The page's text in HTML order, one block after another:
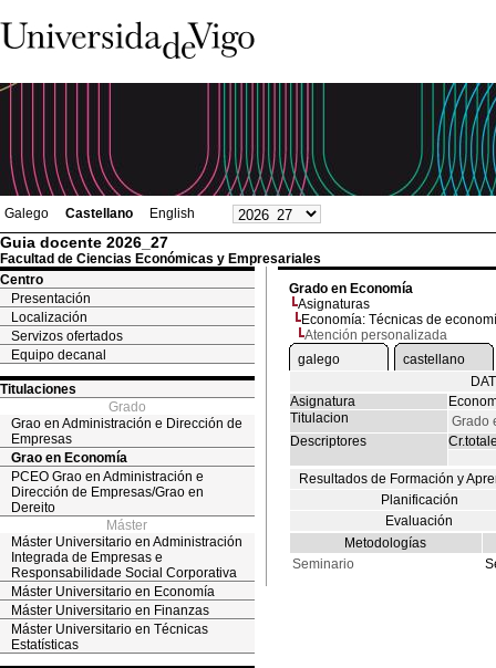
Galego Castellano English
Guia docente 2026_27
Facultad de Ciencias Económicas y Empresariales
Centro
Presentación
Localización
Servizos ofertados
Equipo decanal
Titulaciones
Grado
Grao en Administración e Dirección de
Empresas
Grao en Economía
PCEO Grao en Administración e
Dirección de Empresas/Grao en
Dereito
Máster
Máster Universitario en Administración
Integrada de Empresas e
Responsabilidade Social Corporativa
Máster Universitario en Economía
Máster Universitario en Finanzas
Máster Universitario en Técnicas
Estatísticas
Grado en Economía
Asignaturas
Economía: Técnicas de
Atención personalizada
galego
castellano
Asignatura
Titulacion
Grado
Descriptores
Resultados de Formación y
Planificación
Evaluación
Metodologías
Seminario